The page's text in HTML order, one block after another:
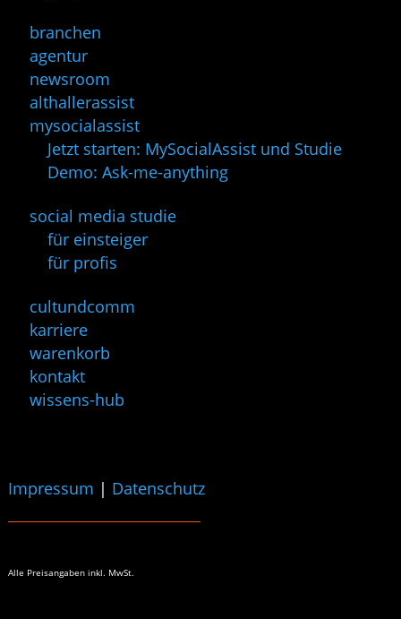
branchen
agentur
newsroom
althallerassist
mysocialassist
Jetzt starten: MySocialAssist und Studie
Demo: Ask-me-anything
social media studie
für einsteiger
für profis
cultundcomm
karriere
warenkorb
kontakt
wissens-hub
Impressum | Datenschutz
Alle Preisangaben inkl. MwSt.